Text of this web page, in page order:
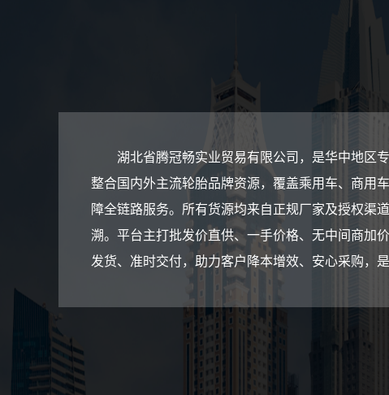
湖北省腾冠畅实业贸易有限公司，是华中地区
整合国内外主流轮胎品牌资源，覆盖乘用车、商用
障全链路服务。所有货源均来自正规厂家及授权渠
溯。平台主打批发价直供、一手价格、无中间商加
发货、准时交付，助力客户降本增效、安心采购，